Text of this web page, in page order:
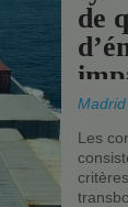
de
les
Madrid
Les